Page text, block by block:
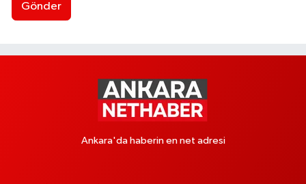
Gönder
Ankara'da haberin en net adresi